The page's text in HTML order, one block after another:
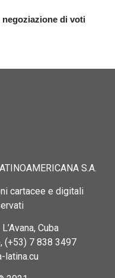
di voti
S.A.
cartacee e digitali
Cuba
(+53) 7 838 3497
latina.cu